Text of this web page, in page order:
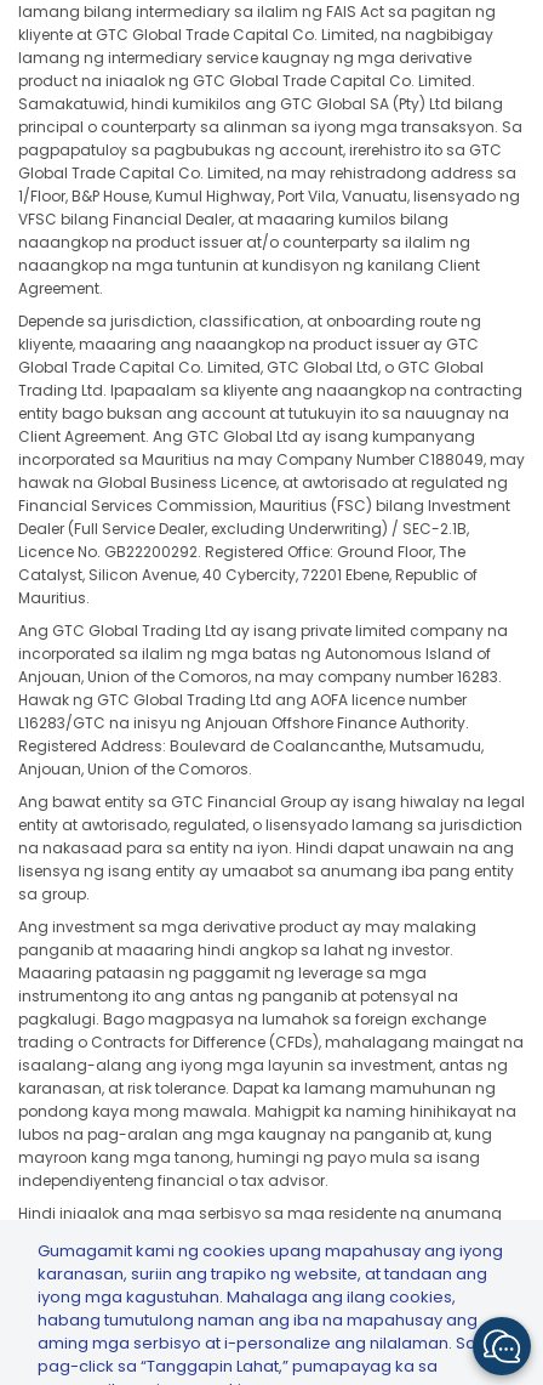
lamang bilang intermediary sa ilalim ng FAIS Act sa pagitan ng
kliyente at GTC Global Trade Capital Co. Limited, na nagbibigay
lamang ng intermediary service kaugnay ng mga derivative
product na iniaalok ng GTC Global Trade Capital Co. Limited.
Samakatuwid, hindi kumikilos ang GTC Global SA (Pty) Ltd bilang
principal o counterparty sa alinman sa iyong mga transaksyon. Sa
pagpapatuloy sa pagbubukas ng account, irerehistro ito sa GTC
Global Trade Capital Co. Limited, na may rehistradong address sa
1/Floor, B&P House, Kumul Highway, Port Vila, Vanuatu, lisensyado ng
VFSC bilang Financial Dealer, at maaaring kumilos bilang
naaangkop na product issuer at/o counterparty sa ilalim ng
naaangkop na mga tuntunin at kundisyon ng kanilang Client
Agreement.
Depende sa jurisdiction, classification, at onboarding route ng
kliyente, maaaring ang naaangkop na product issuer ay GTC
Global Trade Capital Co. Limited, GTC Global Ltd, o GTC Global
Trading Ltd. Ipapaalam sa kliyente ang naaangkop na contracting
entity bago buksan ang account at tutukuyin ito sa nauugnay na
Client Agreement. Ang GTC Global Ltd ay isang kumpanyang
incorporated sa Mauritius na may Company Number C188049, may
hawak na Global Business Licence, at awtorisado at regulated ng
Financial Services Commission, Mauritius (FSC) bilang Investment
Dealer (Full Service Dealer, excluding Underwriting) / SEC-2.1B,
Licence No. GB22200292. Registered Office: Ground Floor, The
Catalyst, Silicon Avenue, 40 Cybercity, 72201 Ebene, Republic of
Mauritius.
Ang GTC Global Trading Ltd ay isang private limited company na
incorporated sa ilalim ng mga batas ng Autonomous Island of
Anjouan, Union of the Comoros, na may company number 16283.
Hawak ng GTC Global Trading Ltd ang AOFA licence number
L16283/GTC na inisyu ng Anjouan Offshore Finance Authority.
Registered Address: Boulevard de Coalancanthe, Mutsamudu,
Anjouan, Union of the Comoros.
Ang bawat entity sa GTC Financial Group ay isang hiwalay na legal
entity at awtorisado, regulated, o lisensyado lamang sa jurisdiction
na nakasaad para sa entity na iyon. Hindi dapat unawain na ang
lisensya ng isang entity ay umaabot sa anumang iba pang entity
sa group.
Ang investment sa mga derivative product ay may malaking
panganib at maaaring hindi angkop sa lahat ng investor.
Maaaring pataasin ng paggamit ng leverage sa mga
instrumentong ito ang antas ng panganib at potensyal na
pagkalugi. Bago magpasya na lumahok sa foreign exchange
trading o Contracts for Difference (CFDs), mahalagang maingat na
isaalang-alang ang iyong mga layunin sa investment, antas ng
karanasan, at risk tolerance. Dapat ka lamang mamuhunan ng
pondong kaya mong mawala. Mahigpit ka naming hinihikayat na
lubos na pag-aralan ang mga kaugnay na panganib at, kung
mayroon kang mga tanong, humingi ng payo mula sa isang
independiyenteng financial o tax advisor.
Hindi iniaalok ang mga serbisyo sa mga residente ng anumang
paggamit ay labag sa mga lokal na batas o regulasyon, kabilang
ngunit hindi limitado sa United States, Japan, at anumang
jurisdiction na sakop ng naaangkop na sanction o regulatory
restriction.
Gumagamit kami ng cookies upang mapahusay ang iyong
karanasan, suriin ang trapiko ng website, at tandaan ang
iyong mga kagustuhan. Mahalaga ang ilang cookies,
habang tumutulong naman ang iba na mapahusay ang
aming mga serbisyo at i-personalize ang nilalaman. Sa
pag-click sa “Tanggapin Lahat,” pumapayag ka sa